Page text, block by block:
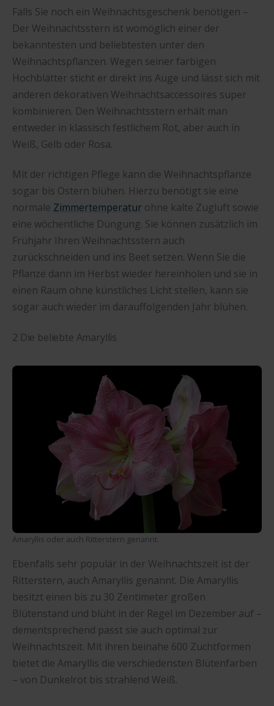
Falls Sie noch ein Weihnachtsgeschenk benötigen –
Der Weihnachtsstern ist womöglich einer der
bekanntesten und beliebtesten unter den
Weihnachtspflanzen. Wegen seiner farbigen
Hochblätter sticht er direkt ins Auge und lässt sich mit
anderen dekorativen Weihnachtsaccessoires super
kombinieren. Den Weihnachtsstern erhält man
entweder in klassisch festlichem Rot, aber auch in
Weiß, Gelb oder Rosa.
Mit der richtigen Pflege kann die Weihnachtspflanze
sogar bis Ostern blühen. Hierzu benötigt sie eine
normale Zimmertemperatur ohne kalte Zugluft sowie
eine wöchentliche Düngung. Sie können zusätzlich im
Frühjahr Ihren Weihnachtsstern auch
zurückschneiden und ins Beet setzen. Wenn Sie die
Pflanze dann im Herbst wieder hereinholen und sie in
einen Raum ohne künstliches Licht stellen, kann sie
sogar auch wieder im darauffolgenden Jahr blühen.
2 Die beliebte Amaryllis
Amaryllis oder auch Ritterstern genannt.
Ebenfalls sehr populär in der Weihnachtszeit ist der
Ritterstern, auch Amaryllis genannt. Die Amaryllis
besitzt einen bis zu 30 Zentimeter großen
Blütenstand und blüht in der Regel im Dezember auf –
dementsprechend passt sie auch optimal zur
Weihnachtszeit. Mit ihren beinahe 600 Zuchtformen
bietet die Amaryllis die verschiedensten Blütenfarben
– von Dunkelrot bis strahlend Weiß.